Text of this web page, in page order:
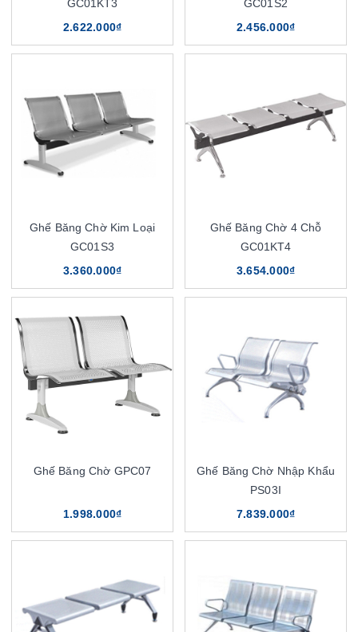
GC01KT3
2.622.000₫
GC01S2
2.456.000₫
Ghế Băng Chờ Kim Loại
GC01S3
3.360.000₫
Ghế Băng Chờ 4 Chỗ
GC01KT4
3.654.000₫
Ghế Băng Chờ GPC07
1.998.000₫
Ghế Băng Chờ Nhập Khẩu
PS03I
7.839.000₫